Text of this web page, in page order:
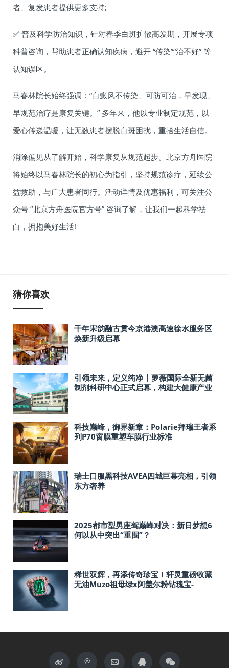
者、复发患者提供更多支持;
✅ 普及科学防治知识，针对春季白斑扩散高发期，开展专项
科普咨询，帮助患者正确认知疾病，避开 “传染”“治不好” 等
认知误区。
马春林院长始终强调：“白癜风不传染、可防可治，早发现、
早规范治疗是康复关键。” 多年来，他以专业制定规范，以
爱心传递温暖，让无数患者摆脱白斑困扰，重拾生活自信。
消除偏见从了解开始，科学康复从规范起步。北京方舟医院
将始终以马春林院长的初心为指引，坚持规范诊疗，延续公
益救助，与广大患者同行。活动详情及优惠福利，可关注公
众号 “北京方舟医院官方号” 咨询了解，让我们一起科学祛
白，拥抱美好生活!
猜你喜欢
千年宋韵融古贯今京港澳高速徐水服务区
焕新升级启幕
引领未来，定义纯净 | 萝薇国际全新无菌
制剂科研中心正式启幕，构建大健康产业
科技巅峰，御界新章：Polarie拜瑞王者系
列P70窗膜重塑车膜行业标准
瑞士口服黑科技AVEA四城巨幕亮相，引领
东方奢养
2025都市型男座驾巅峰对决：新日梦想6
何以从中突出“重围”？
稀世双辉，再添传奇珍宝！轩灵重磅收藏
无油Muzo祖母绿x阿盖尔粉钻瑰宝-